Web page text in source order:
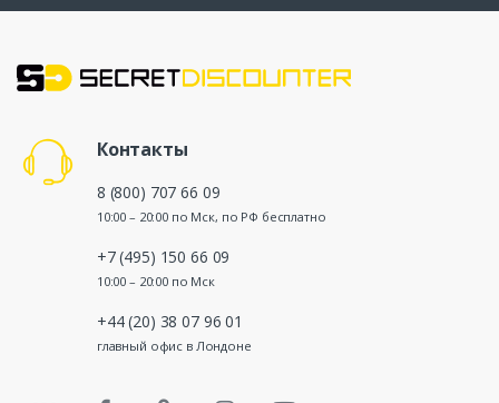
Контакты
8 (800) 707 66 09
10:00 – 20:00 по Мск, по РФ бесплатно
+7 (495) 150 66 09
10:00 – 20:00 по Мск
+44 (20) 38 07 96 01
главный офис в Лондоне